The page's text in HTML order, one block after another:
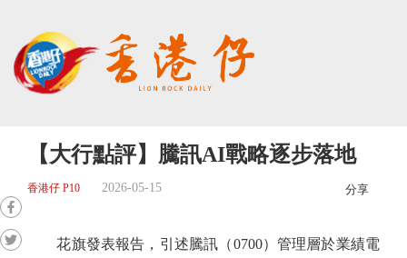
【大行點評】騰訊AI戰略逐步落地
香港仔 P10 2026-05-15 分享
花旗發表報告，引述騰訊（0700）管理層於業績電